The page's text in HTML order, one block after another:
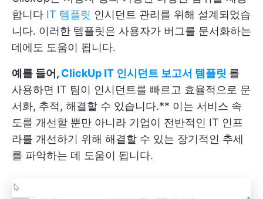
합니다 IT 템플릿 인시던트 관리를 위해 설계되었습
니다. 이러한 템플릿은 사용자가 버그를 문서화하는
데에도 도움이 됩니다.
예를 들어, ClickUp IT 인시던트 보고서 템플릿 를
사용하면 IT 팀이 인시던트를 빠르고 효율적으로 문
서화, 추적, 해결할 수 있습니다.** 이는 서비스 속
도를 개선할 뿐만 아니라 기업이 전반적인 IT 인프
라를 개선하기 위해 해결할 수 있는 장기적인 추세
를 파악하는 데 도움이 됩니다.